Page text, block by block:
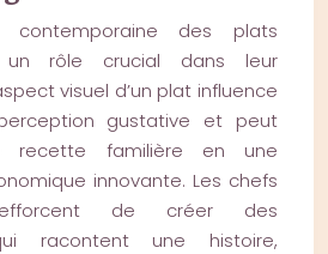
contemporaine des plats
un rôle crucial dans leur
visuel d’un plat influence
gustative et peut
recette familière en une
innovante. Les chefs
de créer des
racontent une histoire,